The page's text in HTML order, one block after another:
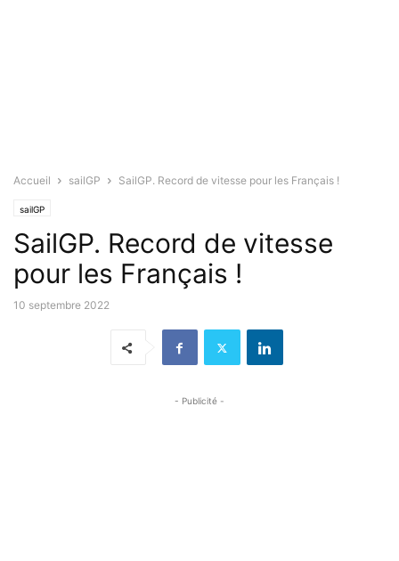
Accueil sailGP SailGP. Record de vitesse pour les Français !
sailGP
SailGP. Record de vitesse
pour les Français !
10 septembre 2022
- Publicité -